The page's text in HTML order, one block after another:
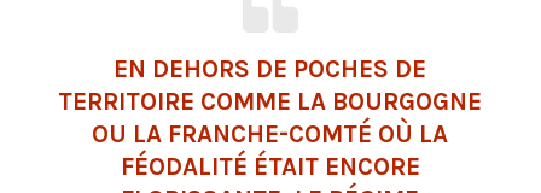
EN DEHORS DE POCHES DE
TERRITOIRE COMME LA BOURGOGNE
OU LA FRANCHE-COMTÉ OÙ LA
FÉODALITÉ ÉTAIT ENCORE